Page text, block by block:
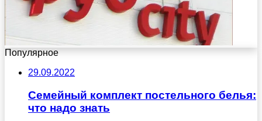
Популярное
29.09.2022
Семейный комплект постельного белья:
что надо знать